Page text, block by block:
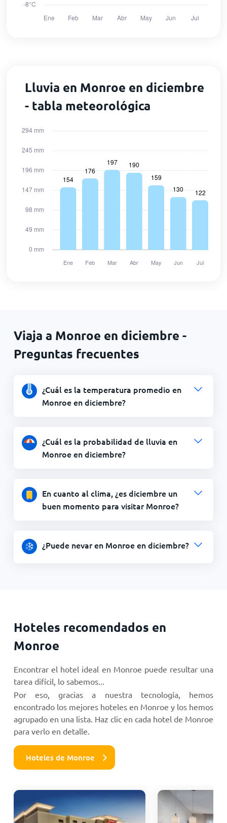
Lluvia en Monroe en diciembre
- tabla meteorológica
Viaja a Monroe en diciembre -
Preguntas frecuentes
¿Cuál es la temperatura promedio en
Monroe en diciembre?
¿Cuál es la probabilidad de lluvia en
Monroe en diciembre?
En cuanto al clima, ¿es diciembre un
buen momento para visitar Monroe?
¿Puede nevar en Monroe en diciembre?
Hoteles recomendados en
Monroe
Encontrar el hotel ideal en Monroe puede resultar una
tarea difícil, lo sabemos...
Por eso, gracias a nuestra tecnología, hemos
encontrado los mejores hoteles en Monroe y los hemos
agrupado en una lista. Haz clic en cada hotel de Monroe
para verlo en detalle.
Hoteles de Monroe